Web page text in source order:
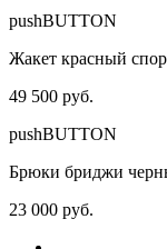
pushBUTTON
Жакет красный
49 500 руб.
pushBUTTON
Брюки бриджи
23 000 руб.